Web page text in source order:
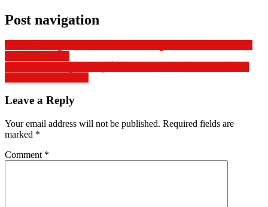
Post navigation
Leave a Reply
Your email address will not be published. Required fields are
marked *
Comment *